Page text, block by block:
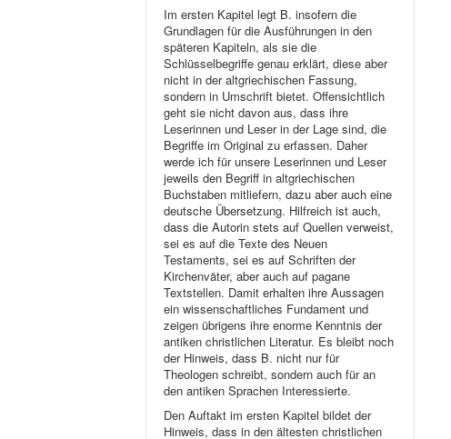
Im ersten Kapitel legt B. insofern die
Grundlagen für die Ausführungen in den
späteren Kapiteln, als sie die
Schlüsselbegriffe genau erklärt, diese aber
nicht in der altgriechischen Fassung,
sondern in Umschrift bietet. Offensichtlich
geht sie nicht davon aus, dass ihre
Leserinnen und Leser in der Lage sind, die
Begriffe im Original zu erfassen. Daher
werde ich für unsere Leserinnen und Leser
jeweils den Begriff in altgriechischen
Buchstaben mitliefern, dazu aber auch eine
deutsche Übersetzung. Hilfreich ist auch,
dass die Autorin stets auf Quellen verweist,
sei es auf die Texte des Neuen
Testaments, sei es auf Schriften der
Kirchenväter, aber auch auf pagane
Textstellen. Damit erhalten ihre Aussagen
ein wissenschaftliches Fundament und
zeigen übrigens ihre enorme Kenntnis der
antiken christlichen Literatur. Es bleibt noch
der Hinweis, dass B. nicht nur für
Theologen schreibt, sondern auch für an
den antiken Sprachen Interessierte.
Den Auftakt im ersten Kapitel bildet der
Hinweis, dass in den ältesten christlichen